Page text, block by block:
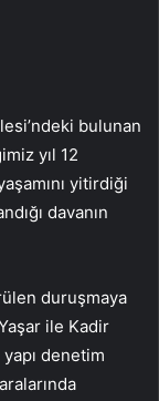
bulunan
yıl 12
yitirdiği
davanın
duruşmaya
ile Kadir
denetim